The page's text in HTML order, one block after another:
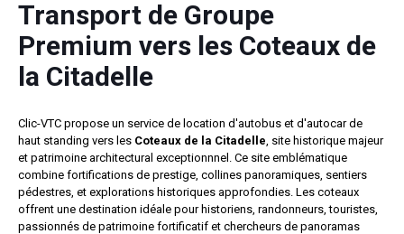
Transport de Groupe
Premium vers les Coteaux de
la Citadelle
Clic-VTC propose un service de location d'autobus et d'autocar de
haut standing vers les Coteaux de la Citadelle , site historique majeur
et patrimoine architectural exceptionnnel. Ce site emblématique
combine fortifications de prestige, collines panoramiques, sentiers
pédestres, et explorations historiques approfondies. Les coteaux
offrent une destination idéale pour historiens, randonneurs, touristes,
passionnés de patrimoine fortificatif et chercheurs de panoramas